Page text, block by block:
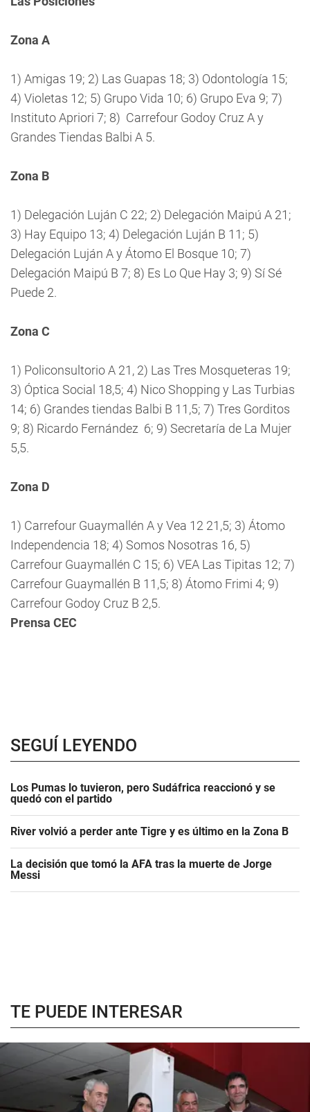
Zona A
1) Amigas 19; 2) Las Guapas 18; 3) Odontología 15;
4) Violetas 12; 5) Grupo Vida 10; 6) Grupo Eva 9; 7)
Instituto Apriori 7; 8) Carrefour Godoy Cruz A y
Grandes Tiendas Balbi A 5.
Zona B
1) Delegación Luján C 22; 2) Delegación Maipú A 21;
3) Hay Equipo 13; 4) Delegación Luján B 11; 5)
Delegación Luján A y Átomo El Bosque 10; 7)
Delegación Maipú B 7; 8) Es Lo Que Hay 3; 9) Sí Sé
Puede 2.
Zona C
1) Policonsultorio A 21, 2) Las Tres Mosqueteras 19;
3) Óptica Social 18,5; 4) Nico Shopping y Las Turbias
14; 6) Grandes tiendas Balbi B 11,5; 7) Tres Gorditos
9; 8) Ricardo Fernández 6; 9) Secretaría de La Mujer
5,5.
Zona D
1) Carrefour Guaymallén A y Vea 12 21,5; 3) Átomo
Independencia 18; 4) Somos Nosotras 16, 5)
Carrefour Guaymallén C 15; 6) VEA Las Tipitas 12; 7)
Carrefour Guaymallén B 11,5; 8) Átomo Frimi 4; 9)
Carrefour Godoy Cruz B 2,5.
Prensa CEC
SEGUÍ LEYENDO
Los Pumas lo tuvieron, pero Sudáfrica reaccionó y se
quedó con el partido
River volvió a perder ante Tigre y es último en la Zona B
La decisión que tomó la AFA tras la muerte de Jorge
Messi
TE PUEDE INTERESAR